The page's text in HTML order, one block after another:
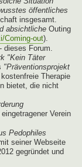
öffentliches
insgesamt.
absichtliche Outing
Coming-out).
- dieses Forum.
"Kein Täter
"Präventionsprojekt
Therapie
bietet, die nicht
Verein
Pedophiles
seiner Webseite
gegründet und